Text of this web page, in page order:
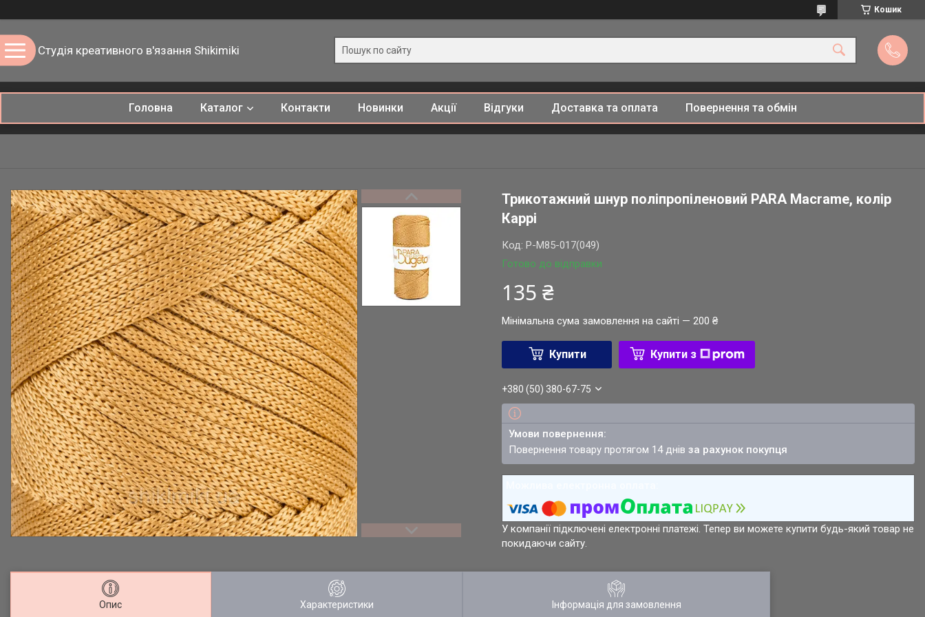
Кошик
Студія креативного в'язання Shikimiki
Головна Каталог Контакти Новинки Акції Відгуки Доставка та оплата Повернення та обмін
Трикотажний шнур поліпропіленовий PARA Macrаme, колір
Каррі
Готово до відправки
Код:P-M85-017(049)
135 ₴
Мінімальна сума замовлення на сайті — 200 ₴
Купити Купити з
+380 (50) 380-67-75
повернення товару протягом 14 днівза рахунок покупця
У компанії підключені електронні платежі. Тепер ви можете купити будь-який товар не
покидаючи сайту.
Опис Характеристики Інформація для замовлення